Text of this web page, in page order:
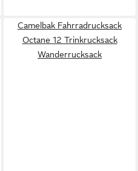
Camelbak Fahrradrucksack
Octane 12 Trinkrucksack
Wanderrucksack